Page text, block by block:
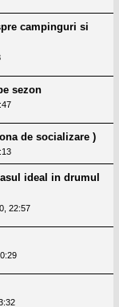
campinguri si
sezon
de socializare )
ideal in drumul
22:57